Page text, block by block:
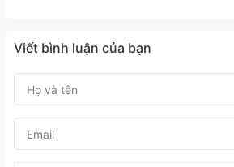
Viết bình luận của bạn